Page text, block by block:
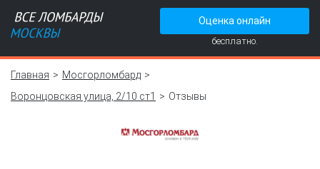
Оценка онлайн
бесплатно.
Главная
Мосгорломбард
Воронцовская улица, 2/10 ст1
Отзывы